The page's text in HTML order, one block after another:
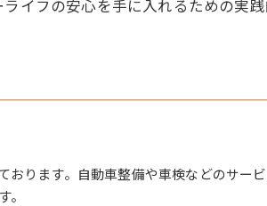
イフの安心を手に入れるための実
ります。自動車整備や車検などのサー